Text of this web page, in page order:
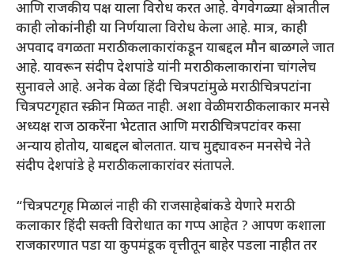
आणि राजकीय पक्ष याला विरोध करत आहे. वेगवेगळ्या क्षेत्रातील
काही लोकांनीही या निर्णयाला विरोध केला आहे. मात्र, काही
अपवाद वगळता मराठी कलाकारांकडून याबद्दल मौन बाळगले जात
आहे. यावरून संदीप देशपांडे यांनी मराठी कलाकारांना चांगलेच
सुनावले आहे. अनेक वेळा हिंदी चित्रपटांमुळे मराठी चित्रपटांना
चित्रपटगृहात स्क्रीन मिळत नाही. अशा वेळी मराठी कलाकार मनसे
अध्यक्ष राज ठाकरेंना भेटतात आणि मराठी चित्रपटांवर कसा
अन्याय होतोय, याबद्दल बोलतात. याच मुद्द्यावरुन मनसेचे नेते
संदीप देशपांडे हे मराठी कलाकारांवर संतापले.
“चित्रपटगृह मिळालं नाही की राजसाहेबांकडे येणारे मराठी
कलाकार हिंदी सक्ती विरोधात का गप्प आहेत ? आपण कशाला
राजकारणात पडा या कुपमंडूक वृत्तीतून बाहेर पडला नाहीत तर